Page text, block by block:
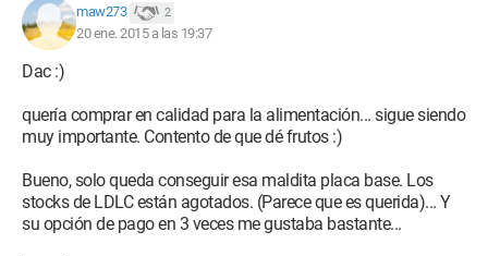
(sí, la última parte... olvídenla)
Así que, así está la cosa
Configuración:Linux / Firefox 34.0
maw273 2
20 ene. 2015 a las 19:37
Dac :)
quería comprar en calidad para la alimentación... sigue siendo
muy importante. Contento de que dé frutos :)
Bueno, solo queda conseguir esa maldita placa base. Los
stocks de LDLC están agotados. (Parece que es querida)... Y
su opción de pago en 3 veces me gustaba bastante...